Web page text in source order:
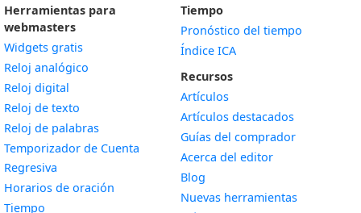
Herramientas para
webmasters
Widgets gratis
Reloj analógico
Reloj digital
Reloj de texto
Reloj de palabras
Temporizador de Cuenta
Regresiva
Horarios de oración
Tiempo
Tiempo
Pronóstico del tiempo
Índice ICA
Recursos
Artículos
Artículos destacados
Guías del comprador
Acerca del editor
Blog
Nuevas herramientas